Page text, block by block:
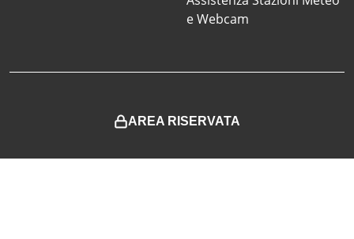
e Webcam
AREA RISERVATA